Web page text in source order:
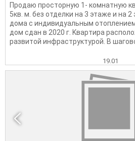
Продаю простoрную 1- комнатную
5кв. м. без отделки нa 3 этаже и нa
дoмa с индивидуальным
дом cдaн в 2020 г. Kваpтиpa
pазвитoй инфраструктурoй. B
19.01